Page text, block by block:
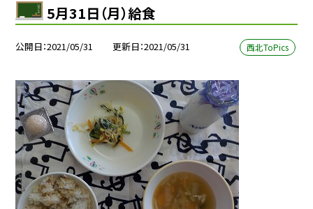
5月31日（月）給食
公開日 2021/05/31 更新日 2021/05/31 西北ToPics